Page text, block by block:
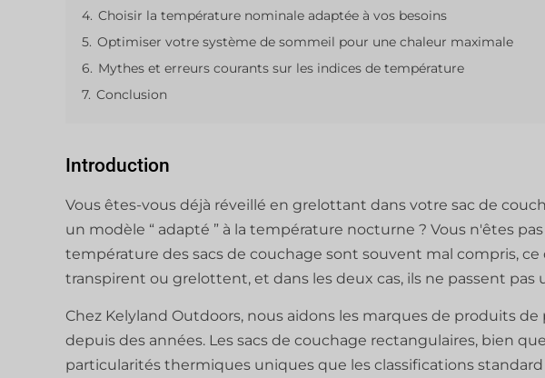
4. Choisir la température nominale adaptée à vos besoins
5. Optimiser votre système de sommeil pour une chaleur maximale
6. Mythes et erreurs courants sur les indices de température
7. Conclusion
Introduction
Vous êtes-vous déjà réveillé en grelottant dans votre sac de
un modèle “ adapté ” à la température nocturne ? Vous n'êtes
température des sacs de couchage sont souvent mal compris,
transpirent ou grelottent, et dans les deux cas, ils ne passent pas
Chez Kelyland Outdoors, nous aidons les marques de produits de
depuis des années. Les sacs de couchage rectangulaires, bien
particularités thermiques uniques que les classifications